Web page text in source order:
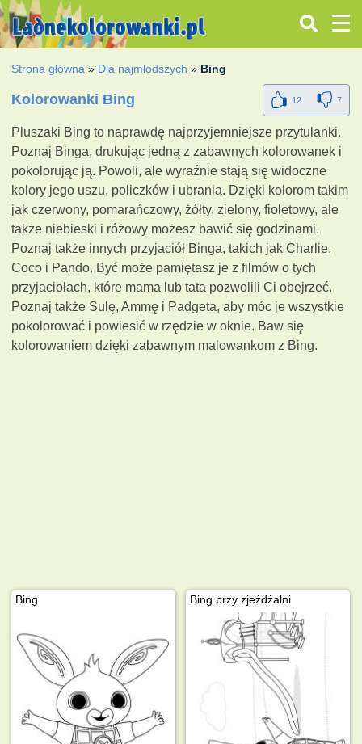
Strona główna » Dla najmłodszych » Bing
Kolorowanki Bing 12 7
Pluszaki Bing to naprawdę najprzyjemniejsze przytulanki.
Poznaj Binga, drukując jedną z zabawnych kolorowanek i
pokolorując ją. Powoli, ale wyraźnie stają się widoczne
kolory jego uszu, policzków i ubrania. Dzięki kolorom takim
jak czerwony, pomarańczowy, żółty, zielony, fioletowy, ale
także niebieski i różowy możesz bawić się godzinami.
Poznaj także innych przyjaciół Binga, takich jak Charlie,
Coco i Pando. Być może pamiętasz je z filmów o tych
przyjaciołach, które mama lub tata pozwolili Ci obejrzeć.
Poznaj także Sulę, Ammę i Padgeta, aby móc je wszystkie
pokolorować i powiesić w rzędzie w oknie. Baw się
kolorowaniem dzięki zabawnym malowankom z Bing.
Bing Bing przy zjeżdżalni